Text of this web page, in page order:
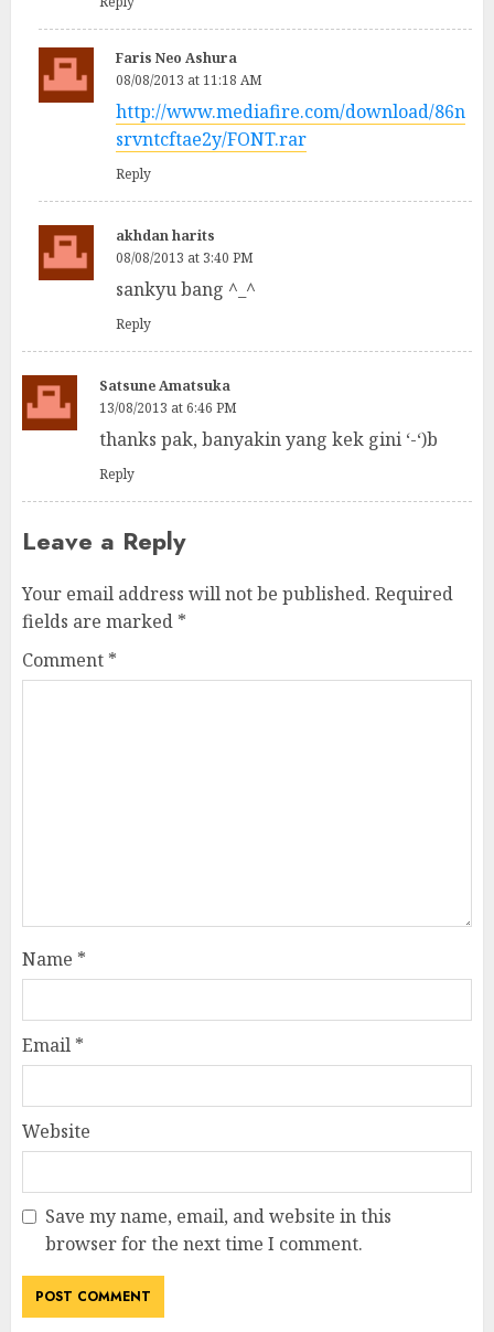
Faris Neo Ashura
08/08/2013 at 11:18 AM
http://www.mediafire.com/download/86n
srvntcftae2y/FONT.rar
Reply
akhdan harits
08/08/2013 at 3:40 PM
sankyu bang ^_^
Reply
Satsune Amatsuka
13/08/2013 at 6:46 PM
thanks pak, banyakin yang kek gini ‘-‘)b
Reply
Leave a Reply
Your email address will not be published. Required
fields are marked *
Comment *
Name *
Email *
Website
Save my name, email, and website in this
browser for the next time I comment.